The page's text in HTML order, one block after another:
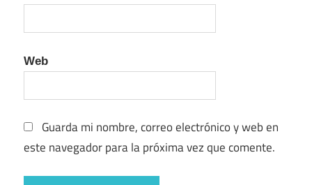
Web
Guarda mi nombre, correo electrónico y web en
este navegador para la próxima vez que comente.